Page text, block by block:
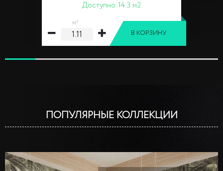
Доступно:14.3 м2
м²
В КОРЗИНУ
ПОПУЛЯРНЫЕ КОЛЛЕКЦИИ